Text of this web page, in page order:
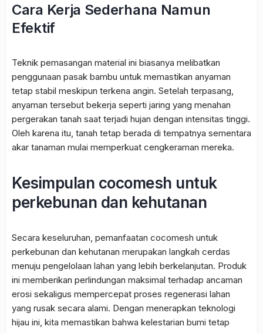
Cara Kerja Sederhana Namun
Efektif
Teknik pemasangan material ini biasanya melibatkan
penggunaan pasak bambu untuk memastikan anyaman
tetap stabil meskipun terkena angin. Setelah terpasang,
anyaman tersebut bekerja seperti jaring yang menahan
pergerakan tanah saat terjadi hujan dengan intensitas tinggi.
Oleh karena itu, tanah tetap berada di tempatnya sementara
akar tanaman mulai memperkuat cengkeraman mereka.
Kesimpulan cocomesh untuk
perkebunan dan kehutanan
Secara keseluruhan, pemanfaatan cocomesh untuk
perkebunan dan kehutanan merupakan langkah cerdas
menuju pengelolaan lahan yang lebih berkelanjutan. Produk
ini memberikan perlindungan maksimal terhadap ancaman
erosi sekaligus mempercepat proses regenerasi lahan
yang rusak secara alami. Dengan menerapkan teknologi
hijau ini, kita memastikan bahwa kelestarian bumi tetap